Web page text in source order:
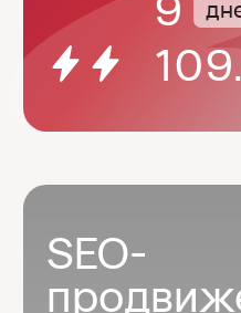
ДАНИИЛ МОЛОЧКОВ
Арт-директор, дизайнер
вопросы